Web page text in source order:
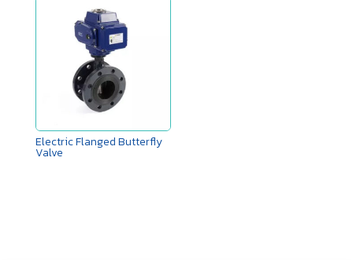
Electric Flanged Butterfly
Valve